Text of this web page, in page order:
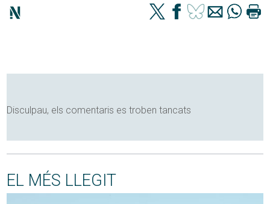
Disculpau, els comentaris es troben tancats
EL MÉS LLEGIT